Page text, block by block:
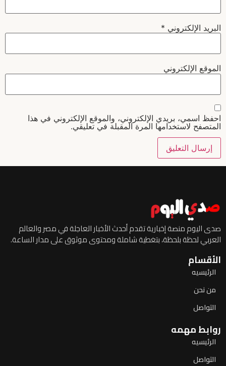
البريد الإلكتروني *
الموقع الإلكتروني
احفظ اسمي، بريدي الإلكتروني، والموقع الإلكتروني في هذا
المتصفح لاستخدامها المرة المقبلة في تعليقي.
صدى اليوم منصة إخبارية تقدم أحدث الأخبار العاجلة في مصر والعالم
العربي لحظة بلحظة، بتغطية شاملة ومحتوى موثوق على مدار الساعة.
الأقسام
الرئيسيه
من نحن
التواصل
روابط مهمه
الرئيسيه
التواصل